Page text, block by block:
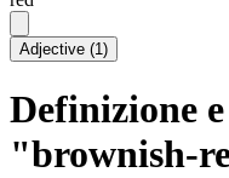
Adjective (1)
Definizione
"brownish-